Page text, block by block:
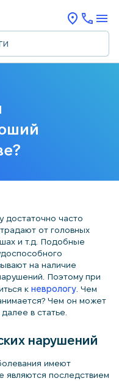
достаточно часто
от головных
и т.д. Подобные
на наличие
Поэтому при
к неврологу . Чем
Чем он может
в статье.
нарушений
имеют
являются последствием